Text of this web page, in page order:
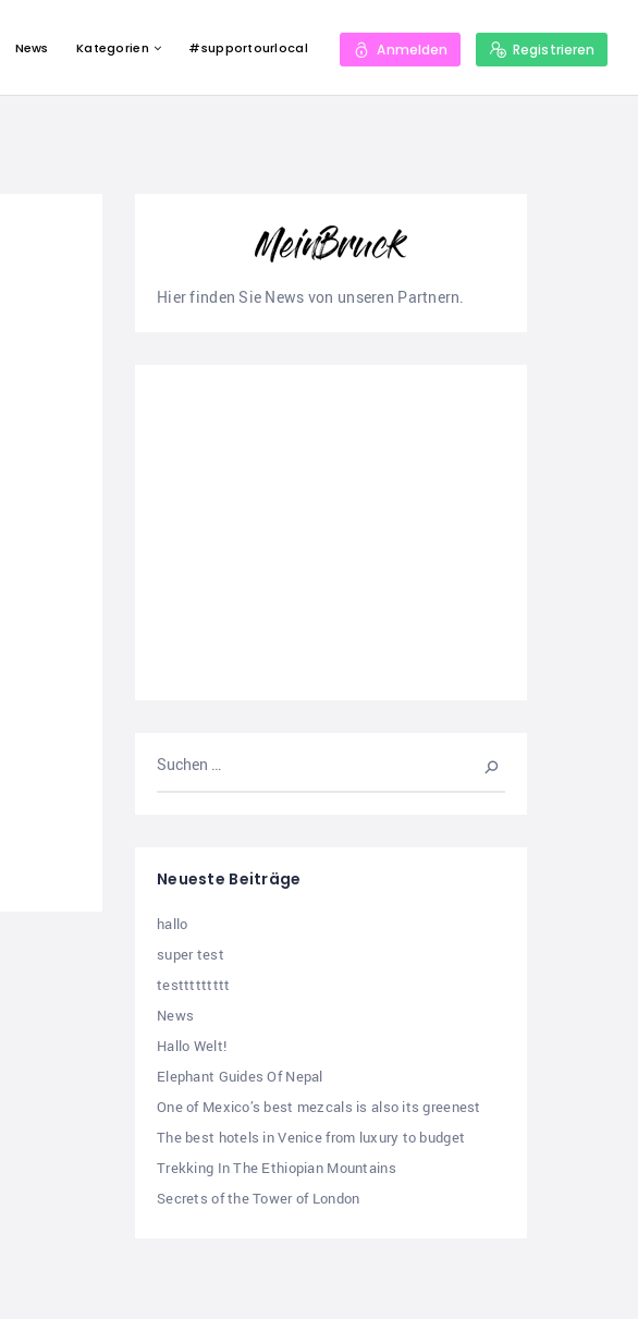
News Kategorien #supportourlocal Anmelden Registrieren
Hier finden Sie News von unseren Partnern.
Neueste Beiträge
hallo
super test
testtttttttt
News
Hallo Welt!
Elephant Guides Of Nepal
One of Mexico’s best mezcals is also its greenest
The best hotels in Venice from luxury to budget
Trekking In The Ethiopian Mountains
Secrets of the Tower of London